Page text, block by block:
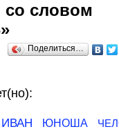
со словом
Поделиться…
ИВАН ЮНОША